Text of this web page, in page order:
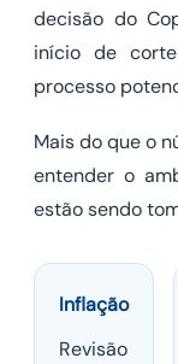
decisão do
início de
processo
Mais do que o
entender o
estão sendo
Inflação
Revisão